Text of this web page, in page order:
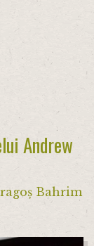
Andrew
Bahrim